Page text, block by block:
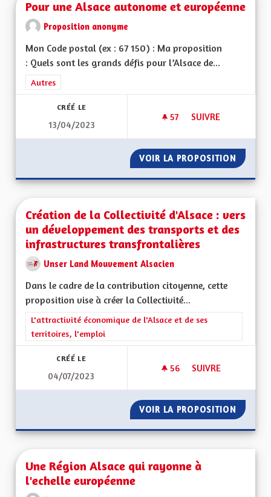
Pour une Alsace autonome et européenne
Proposition anonyme
Mon Code postal (ex : 67 150) : Ma proposition
: Quels sont les grands défis pour l’Alsace de...
Filtrer les résultats de la catégorie : Autres
Autres
CRÉÉ LE
13/04/2023
57 57 ABONNÉS
SUIVRE
VOIR LA PROPOSITION POUR
Création de la Collectivité d'Alsace : vers
un développement des transports et des
infrastructures transfrontalières
Unser Land Mouvement Alsacien
Dans le cadre de la contribution citoyenne, cette
proposition vise à créer la Collectivité...
Filtrer les résultats de la catégorie : L'attractivité
L'attractivité économique de l'Alsace et de ses
territoires, l'emploi
CRÉÉ LE
04/07/2023
56 56 ABONNÉS
SUIVRE
VOIR LA PROPOSITION
Une Région Alsace qui rayonne à
l'echelle européenne